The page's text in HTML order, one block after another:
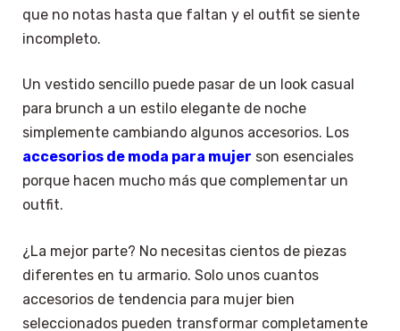
que no notas hasta que faltan y el outfit se siente
incompleto.
Un vestido sencillo puede pasar de un look casual
para brunch a un estilo elegante de noche
simplemente cambiando algunos accesorios. Los
accesorios de moda para mujer son esenciales
porque hacen mucho más que complementar un
outfit.
¿La mejor parte? No necesitas cientos de piezas
diferentes en tu armario. Solo unos cuantos
accesorios de tendencia para mujer bien
seleccionados pueden transformar completamente